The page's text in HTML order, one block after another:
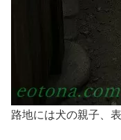
路地には犬の親子、